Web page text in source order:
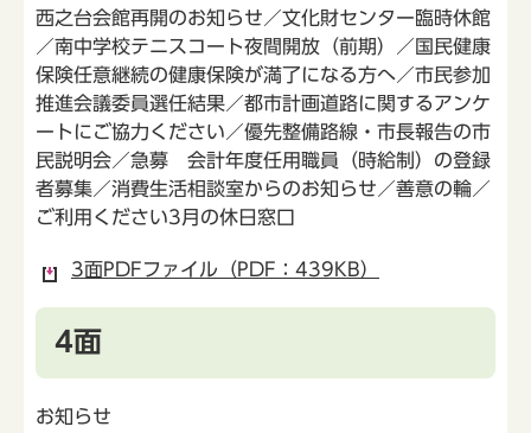
西之台会館再開のお知らせ／文化財センター臨時休館
／南中学校テニスコート夜間開放（前期）／国民健康
保険任意継続の健康保険が満了になる方へ／市民参加
推進会議委員選任結果／都市計画道路に関するアンケ
ートにご協力ください／優先整備路線・市長報告の市
民説明会／急募 会計年度任用職員（時給制）の登録
者募集／消費生活相談室からのお知らせ／善意の輪／
ご利用ください3月の休日窓口
3面PDFファイル（PDF：439KB）
4面
お知らせ